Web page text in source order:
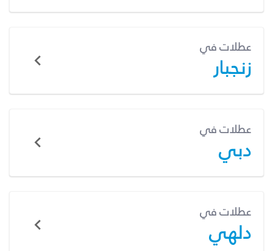
عطلات في
زنجبار
عطلات في
دبي
عطلات في
دلهي